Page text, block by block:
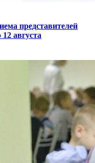
представителей
августа